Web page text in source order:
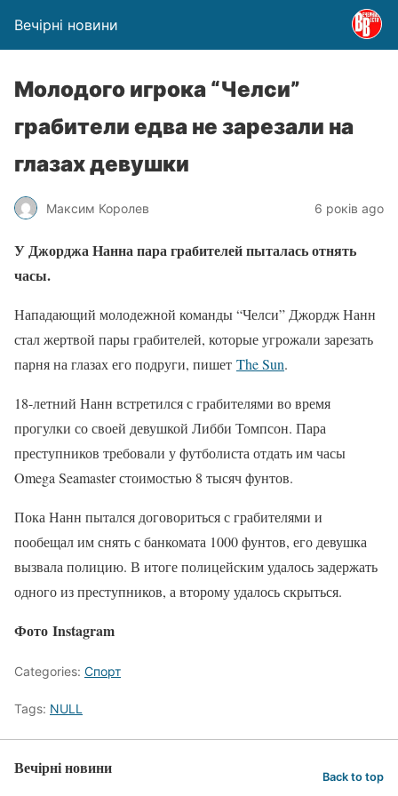
Вечірні новини
Молодого игрока “Челси”
грабители едва не зарезали на
глазах девушки
Максим Королев 6 років ago
У Джорджа Нанна пара грабителей пыталась отнять
часы.
Нападающий молодежной команды “Челси” Джордж Нанн
стал жертвой пары грабителей, которые угрожали зарезать
парня на глазах его подруги, пишет The Sun.
18-летний Нанн встретился с грабителями во время
прогулки со своей девушкой Либби Томпсон. Пара
преступников требовали у футболиста отдать им часы
Omega Seamaster стоимостью 8 тысяч фунтов.
Пока Нанн пытался договориться с грабителями и
пообещал им снять с банкомата 1000 фунтов, его девушка
вызвала полицию. В итоге полицейским удалось задержать
одного из преступников, а второму удалось скрыться.
Фото Instagram
Categories: Спорт
Tags: NULL
Вечірні новини Back to top